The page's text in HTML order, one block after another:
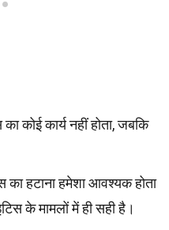
कोई कार्य नहीं होता, जबकि
हटाना हमेशा आवश्यक होता
के मामलों में ही सही है।